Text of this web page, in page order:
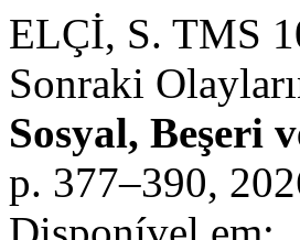
ELÇİ, S. TMS
Sonraki
Sosyal, Beşeri
p. 377–390,